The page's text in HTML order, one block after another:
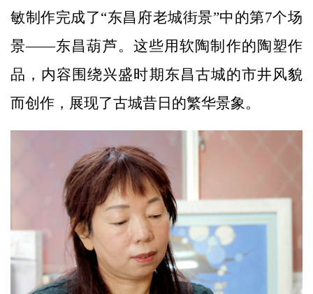
敏制作完成了“东昌府老城街景”中的第7个场
景——东昌葫芦。这些用软陶制作的陶塑作
品，内容围绕兴盛时期东昌古城的市井风貌
而创作，展现了古城昔日的繁华景象。